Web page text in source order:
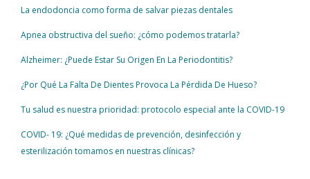
La endodoncia como forma de salvar piezas dentales
Apnea obstructiva del sueño: ¿cómo podemos tratarla?
Alzheimer: ¿Puede Estar Su Origen En La Periodontitis?
¿Por Qué La Falta De Dientes Provoca La Pérdida De Hueso?
Tu salud es nuestra prioridad: protocolo especial ante la COVID-19
COVID- 19: ¿Qué medidas de prevención, desinfección y
esterilización tomamos en nuestras clínicas?